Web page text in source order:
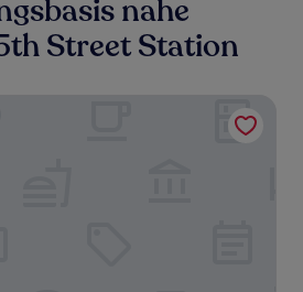
nahe
Street Station